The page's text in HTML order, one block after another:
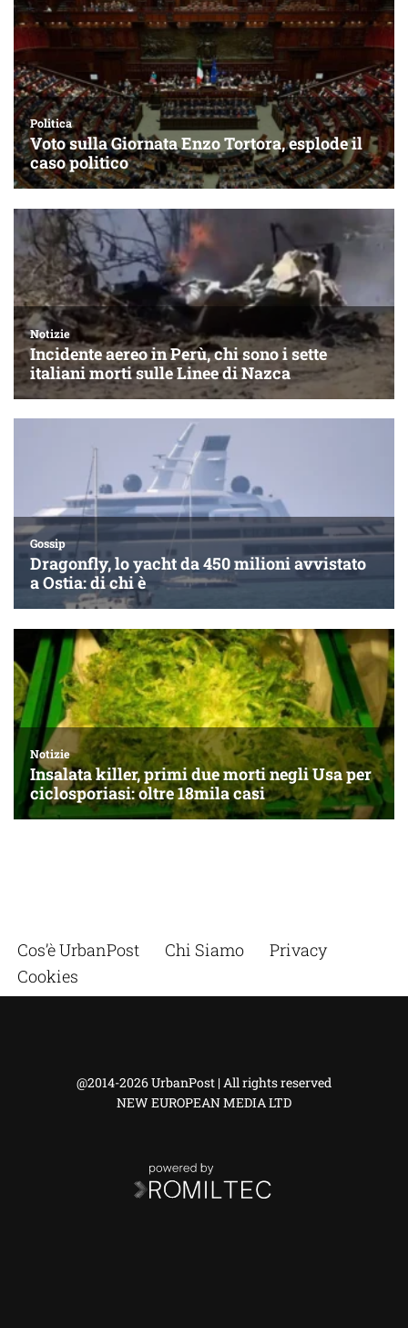
Cos’è UrbanPost Chi Siamo
Privacy
Cookies
@2014-2026 UrbanPost | All rights reserved
NEW EUROPEAN MEDIA LTD